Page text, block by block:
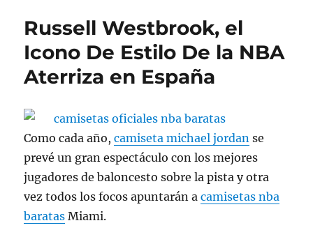
Russell Westbrook, el
Icono De Estilo De la NBA
Aterriza en España
Como cada año,camiseta michael jordan se
prevé un gran espectáculo con los mejores
jugadores de baloncesto sobre la pista y otra
vez todos los focos apuntarán acamisetas nba
baratas Miami.